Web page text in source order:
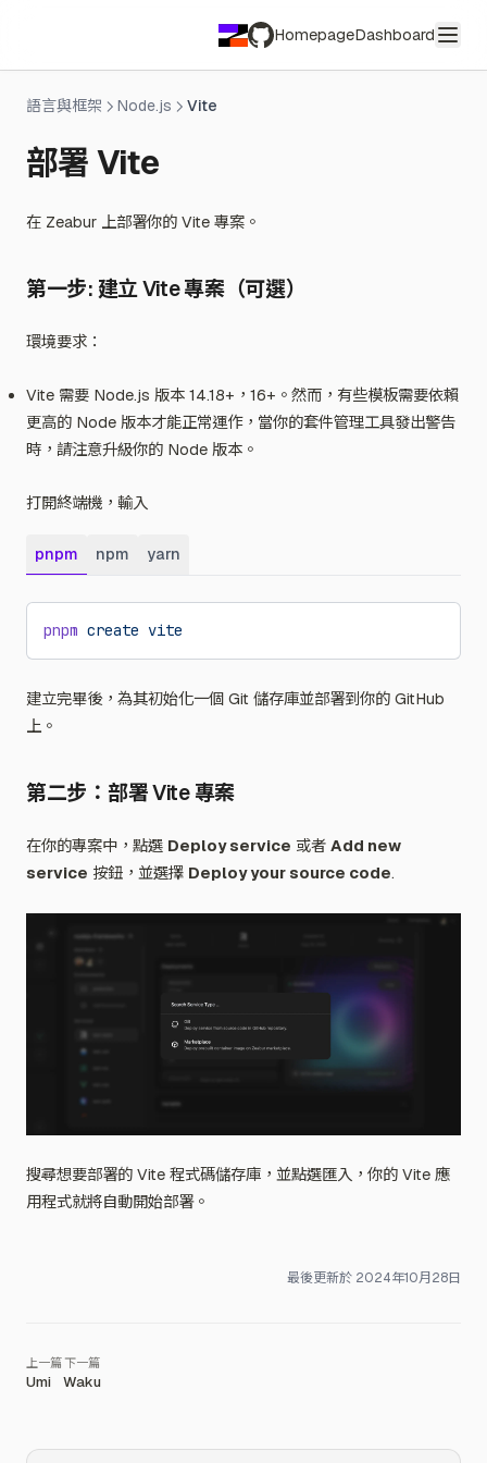
HomepageDashboard
兌換預付卡
社群論壇
安全實踐
公平使用指南
服務條款
語言與框架 Node.js Vite
部署 Vite
在 Zeabur 上部署你的 Vite 專案。
第一步: 建立 Vite 專案（可選）
環境要求：
Vite 需要 Node.js 版本 14.18+，16+。然而，有些模板需要依賴
更高的 Node 版本才能正常運作，當你的套件管理工具發出警告
時，請注意升級你的 Node 版本。
打開終端機，輸入
pnpm npm yarn
pnpm create vite
建立完畢後，為其初始化一個 Git 儲存庫並部署到你的 GitHub
上。
第二步：部署 Vite 專案
在你的專案中，點選 Deploy service 或者 Add new
service 按鈕，並選擇 Deploy your source code.
搜尋想要部署的 Vite 程式碼儲存庫，並點選匯入，你的 Vite 應
用程式就將自動開始部署。
最後更新於 2024年10月28日
Umi Waku